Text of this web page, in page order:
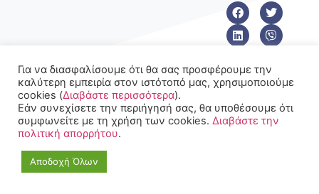
© 2022-2025 All rights
Reserved.
Για να διασφαλίσουμε ότι θα σας προσφέρουμε την
καλύτερη εμπειρία στον ιστότοπό μας, χρησιμοποιούμε
cookies (Διαβάστε περισσότερα).
Εάν συνεχίσετε την περιήγησή σας, θα υποθέσουμε ότι
συμφωνείτε με τη χρήση των cookies. Διαβάστε την
πολιτική απορρήτου.
Αποδοχή Όλων